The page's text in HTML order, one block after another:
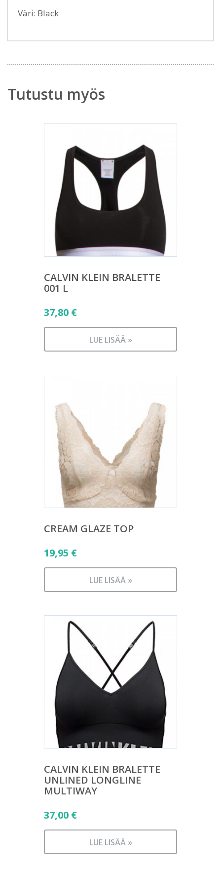
Väri: Black
Tutustu myös
CALVIN KLEIN BRALETTE
001 L
37,80 €
LUE LISÄÄ »
CREAM GLAZE TOP
19,95 €
LUE LISÄÄ »
CALVIN KLEIN BRALETTE
UNLINED LONGLINE
MULTIWAY
37,00 €
LUE LISÄÄ »